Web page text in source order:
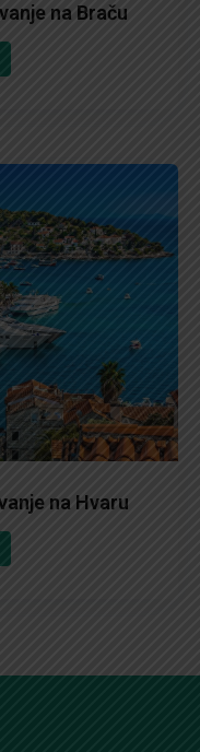
na Braču
na Hvaru